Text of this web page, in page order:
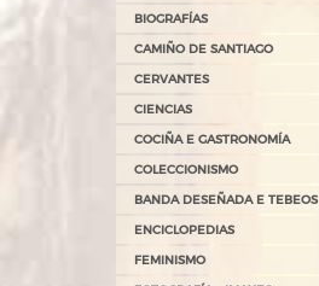
BIOGRAFÍAS
CAMIÑO DE SANTIAGO
CERVANTES
CIENCIAS
COCIÑA E GASTRONOMÍA
COLECCIONISMO
BANDA DESEÑADA E TEBEOS
ENCICLOPEDIAS
FEMINISMO